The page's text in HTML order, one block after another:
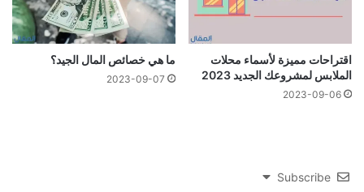
اقتراحات مميزة لأسماء محلات
الملابس لمشروعك الجديد 2023
2023-09-06
ما هي خصائص المال الجيد؟
2023-09-07
Subscribe